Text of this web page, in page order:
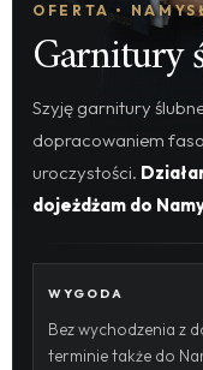
OFERTA •
Garnitury
Szyję garnitury
dopracowaniem
uroczystości.
dojeżdżam do
WYGODA
Bez wychodzenia z
terminie także do